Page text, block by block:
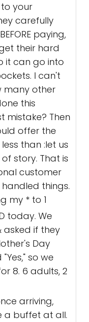
your
carefully
paying,
their hard
it can go into
I can't
many other
this
mistake? Then
offer the
than :let us
story. That is
customer
things.
my * to 1
today. We
asked if they
Day
so we
8. 6 adults, 2
arriving,
a buffet at all.